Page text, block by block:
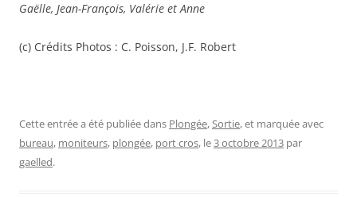
Gaëlle, Jean-François, Valérie et Anne
(c) Crédits Photos : C. Poisson, J.F. Robert
Cette entrée a été publiée dans Plongée,Sortie, et marquée avec
bureau, moniteurs, plongée, port cros, le3 octobre 2013 par
gaelled.